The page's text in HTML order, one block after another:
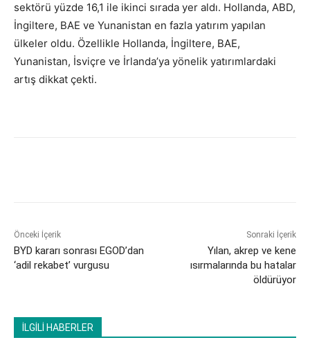
sektörü yüzde 16,1 ile ikinci sırada yer aldı. Hollanda, ABD,
İngiltere, BAE ve Yunanistan en fazla yatırım yapılan
ülkeler oldu. Özellikle Hollanda, İngiltere, BAE,
Yunanistan, İsviçre ve İrlanda’ya yönelik yatırımlardaki
artış dikkat çekti.
Önceki İçerik
BYD kararı sonrası EGOD’dan
‘adil rekabet’ vurgusu
Sonraki İçerik
Yılan, akrep ve kene
ısırmalarında bu hatalar
öldürüyor
İLGİLİ HABERLER